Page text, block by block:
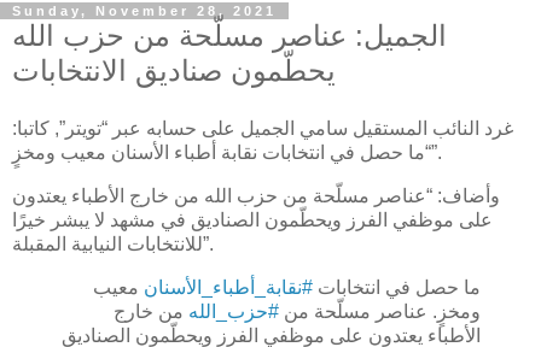
Sunday, November 28, 2021
الجميل: عناصر مسلّحة من حزب الله
يحطّمون صناديق الانتخابات
غرد النائب المستقيل سامي الجميل على حسابه عبر “تويتر”, كاتبا:
“ما حصل في انتخابات نقابة أطباء الأسنان معيب ومخزٍ”.
وأضاف: “عناصر مسلّحة من حزب الله من خارج الأطباء يعتدون
على موظفي الفرز ويحطّمون الصناديق في مشهد لا يبشر خيرًا
للانتخابات النيابية المقبلة”.
ما حصل في انتخابات #نقابة_أطباء_الأسنان معيب
ومخزٍ. عناصر مسلّحة من #حزب_الله من خارج
الأطباء يعتدون على موظفي الفرز ويحطّمون الصناديق